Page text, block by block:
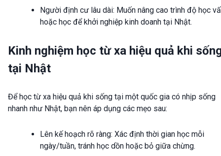
Người định cư lâu dài: Muốn nâng cao trình độ học
hoặc học để khởi nghiệp kinh doanh tại Nhật.
Kinh nghiệm học từ xa hiệu quả khi
tại Nhật
Để học từ xa hiệu quả khi sống tại một quốc gia có nhịp sống
nhanh như Nhật, bạn nên áp dụng các mẹo sau:
Lên kế hoạch rõ ràng: Xác định thời gian học mỗi
ngày/tuần, tránh học dồn hoặc bỏ giữa chừng.